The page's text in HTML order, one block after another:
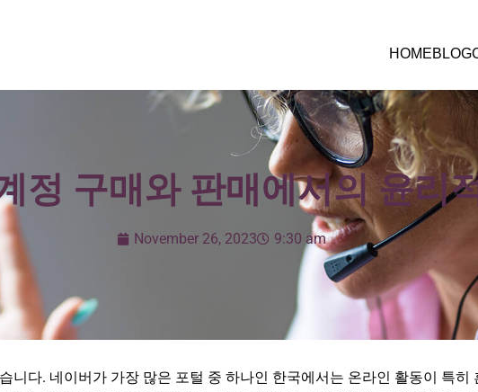
HOMEBLOG
정 구매와 판매에서의 윤리
November 26, 2023 9:30 am
니다. 네이버가 가장 많은 포털 중 하나인 한국에서는 온라인 활동이 특히